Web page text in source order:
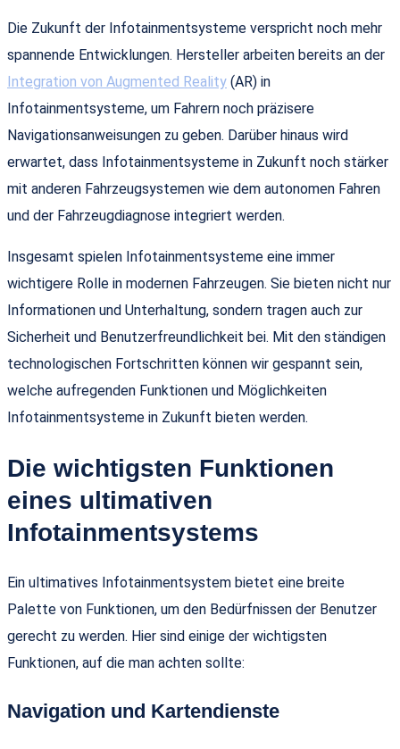
Die Zukunft der Infotainmentsysteme verspricht noch mehr
spannende Entwicklungen. Hersteller arbeiten bereits an der
Integration von Augmented Reality (AR) in
Infotainmentsysteme, um Fahrern noch präzisere
Navigationsanweisungen zu geben. Darüber hinaus wird
erwartet, dass Infotainmentsysteme in Zukunft noch stärker
mit anderen Fahrzeugsystemen wie dem autonomen Fahren
und der Fahrzeugdiagnose integriert werden.
Insgesamt spielen Infotainmentsysteme eine immer
wichtigere Rolle in modernen Fahrzeugen. Sie bieten nicht nur
Informationen und Unterhaltung, sondern tragen auch zur
Sicherheit und Benutzerfreundlichkeit bei. Mit den ständigen
technologischen Fortschritten können wir gespannt sein,
welche aufregenden Funktionen und Möglichkeiten
Infotainmentsysteme in Zukunft bieten werden.
Die wichtigsten Funktionen
eines ultimativen
Infotainmentsystems
Ein ultimatives Infotainmentsystem bietet eine breite
Palette von Funktionen, um den Bedürfnissen der Benutzer
gerecht zu werden. Hier sind einige der wichtigsten
Funktionen, auf die man achten sollte:
Navigation und Kartendienste